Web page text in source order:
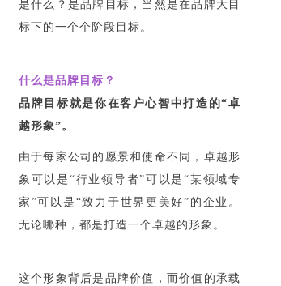
是什么？是品牌目标，当然是在品牌大目
标下的一个个阶段目标。
什么是品牌目标？
品牌目标就是你在客户心智中打造的“卓
越形象”。
由于每家公司的愿景和使命不同，卓越形
象可以是“行业领导者”可以是“某领域专
家”可以是“致力于世界更美好”的企业。
无论哪种，都是打造一个卓越的形象。
这个形象背后是品牌价值，而价值的承载